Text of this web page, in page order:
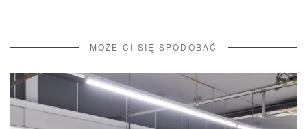
MOŻE CI SIĘ SPODOBAĆ